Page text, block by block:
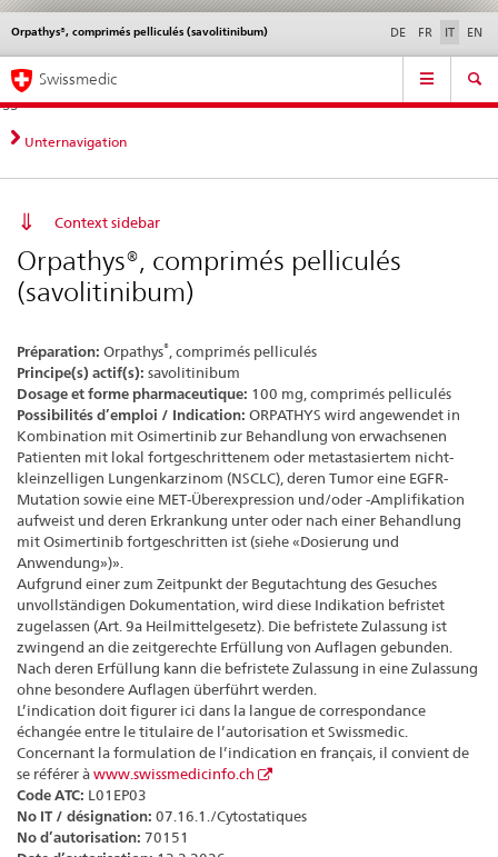
Navigazione
diretta:
novità,
aspetti
contatto
Novità &
norme
Contatto | Supporto &
aiuto
Orpathys®, comprimés pelliculés (savolitinibum) DE FR IT EN
Service
Navigation
Swissmedic
Unternavigation
Context sidebar
Orpathys®, comprimés pelliculés
(savolitinibum)
Préparation: Orpathys® , comprimés pelliculés
Principe(s) actif(s): savolitinibum
Dosage et forme pharmaceutique: 100 mg, comprimés pelliculés
Possibilités d’emploi / Indication: ORPATHYS wird angewendet in
Kombination mit Osimertinib zur Behandlung von erwachsenen
Patienten mit lokal fortgeschrittenem oder metastasiertem nicht-
kleinzelligen Lungenkarzinom (NSCLC), deren Tumor eine EGFR-
Mutation sowie eine MET-Überexpression und/oder -Amplifikation
aufweist und deren Erkrankung unter oder nach einer Behandlung
mit Osimertinib fortgeschritten ist (siehe «Dosierung und
Anwendung»)».
Aufgrund einer zum Zeitpunkt der Begutachtung des Gesuches
unvollständigen Dokumentation, wird diese Indikation befristet
zugelassen (Art. 9a Heilmittelgesetz). Die befristete Zulassung ist
zwingend an die zeitgerechte Erfüllung von Auflagen gebunden.
Nach deren Erfüllung kann die befristete Zulassung in eine Zulassung
ohne besondere Auflagen überführt werden.
L’indication doit figurer ici dans la langue de correspondance
échangée entre le titulaire de l’autorisation et Swissmedic.
Concernant la formulation de l’indication en français, il convient de
se référer àwww.swissmedicinfo.ch
Code ATC: L01EP03
No IT / désignation: 07.16.1./Cytostatiques
No d’autorisation: 70151